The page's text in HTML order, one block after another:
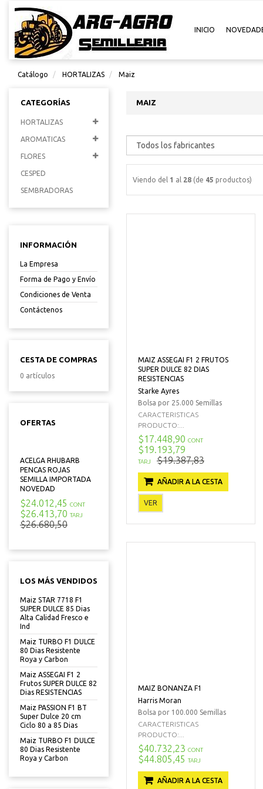
INICIO
Catálogo HORTALIZAS Maiz
CATEGORÍAS
HORTALIZAS
AROMATICAS
FLORES
CESPED
SEMBRADORAS
INFORMACIÓN
La Empresa
Forma de Pago y Envío
Condiciones de Venta
Contáctenos
CESTA DE COMPRAS
0 artículos
OFERTAS
ACELGA RHUBARB
PENCAS ROJAS
SEMILLA IMPORTADA
NOVEDAD
$24.012,45 CONT
$26.413,70 TARJ
$26.680,50
LOS MÁS VENDIDOS
Maiz STAR 7718 F1
SUPER DULCE 85 Dias
Alta Calidad Fresco e
Ind
Maiz TURBO F1 DULCE
80 Dias Resistente
Roya y Carbon
Maiz ASSEGAI F1 2
Frutos SUPER DULCE 82
Dias RESISTENCIAS
Maiz PASSION F1 BT
Super Dulce 20 cm
Ciclo 80 a 85 Dias
Maiz TURBO F1 DULCE
80 Dias Resistente
Roya y Carbon
MAIZ
Viendo del 1 al 28 (de 45 productos)
MAIZ ASSEGAI F1 2 FRUTOS
SUPER DULCE 82 DIAS
RESISTENCIAS
Starke Ayres
Bolsa por 25.000 Semillas
CARACTERISTICAS
PRODUCTO:...
$17.448,90 CONT
$19.193,79
TARJ $19.387,83
AÑADIR A LA CESTA
VER
MAIZ BONANZA F1
Harris Moran
Bolsa por 100.000 Semillas
CARACTERISTICAS
PRODUCTO:...
$40.732,23 CONT
$44.805,45 TARJ
AÑADIR A LA CESTA